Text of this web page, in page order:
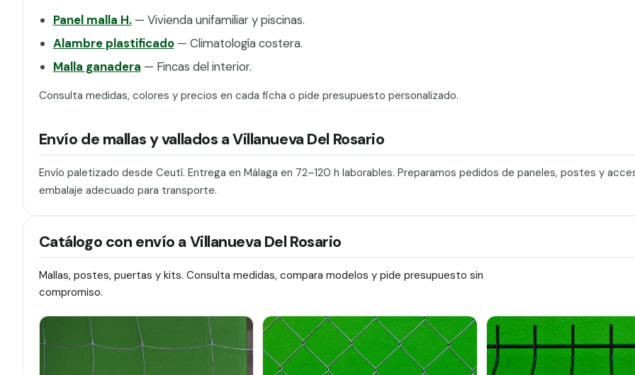
Panel malla H.— Vivienda unifamiliar y piscinas.
Alambre plastificado— Climatología costera.
Malla ganadera — Fincas del interior.
Consulta medidas, colores y precios en cada ficha o pide presupuesto personalizado.
Envío de mallas y vallados a Villanueva Del Rosario
Envío paletizado desde Ceutí. Entrega en Málaga en 72–120 h laborables. Preparamos pedidos de paneles, postes y
embalaje adecuado para transporte.
Catálogo con envío a Villanueva Del Rosario
Mallas, postes, puertas y kits. Consulta medidas, compara modelos y pide presupuesto sin
compromiso.